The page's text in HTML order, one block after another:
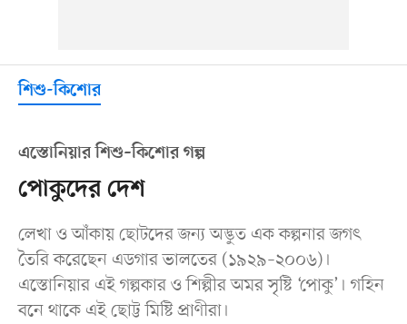
শিশু-কিশোর
এস্তোনিয়ার শিশু–কিশোর গল্প
পোকুদের দেশ
লেখা ও আঁকায় ছোটদের জন্য অদ্ভুত এক কল্পনার জগৎ
তৈরি করেছেন এডগার ভালতের (১৯২৯–২০০৬)।
এস্তোনিয়ার এই গল্পকার ও শিল্পীর অমর সৃষ্টি ‘পোকু’। গহিন
বনে থাকে এই ছোট্ট মিষ্টি প্রাণীরা।